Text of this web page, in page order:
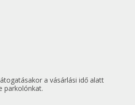
a vásárlási idő alatt
parkolónkat.